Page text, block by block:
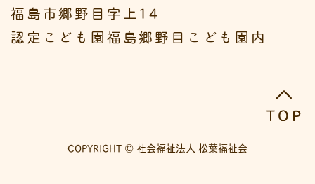
福島市郷野目字上14
認定こども園福島郷野目こども園内
COPYRIGHT © 社会福祉法人 松葉福祉会